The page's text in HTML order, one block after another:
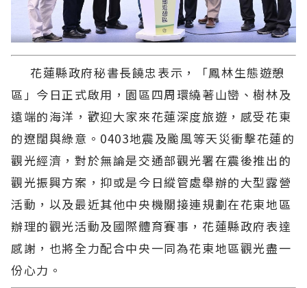
花蓮縣政府秘書長饒忠表示，「鳳林生態遊憩
區」今日正式啟用，園區四周環繞著山巒、樹林及
遠端的海洋，歡迎大家來花蓮深度旅遊，感受花東
的遼闊與綠意。0403地震及颱風等天災衝擊花蓮的
觀光經濟，對於無論是交通部觀光署在震後推出的
觀光振興方案，抑或是今日縱管處舉辦的大型露營
活動，以及最近其他中央機關接連規劃在花東地區
辦理的觀光活動及國際體育賽事，花蓮縣政府表達
感謝，也將全力配合中央一同為花東地區觀光盡一
份心力。